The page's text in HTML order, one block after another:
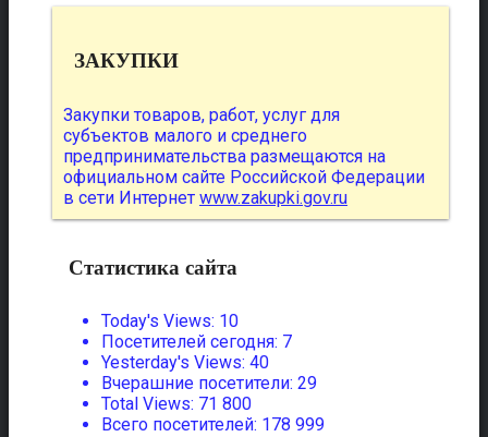
ЗАКУПКИ
Закупки товаров, работ, услуг для
субъектов малого и среднего
предпринимательства размещаются на
официальном сайте Российской Федерации
в сети Интернет www.zakupki.gov.ru
Статистика сайта
Today's Views: 10
Посетителей сегодня: 7
Yesterday's Views: 40
Вчерашние посетители: 29
Total Views: 71 800
Всего посетителей: 178 999